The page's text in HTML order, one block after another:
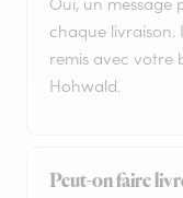
chaque livraison.
remis avec votre
Hohwald.
Peut-on faire